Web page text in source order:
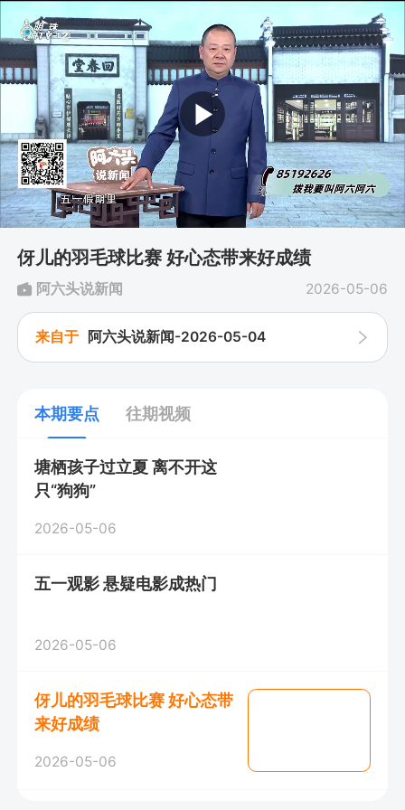
伢儿的羽毛球比赛 好心态带来好成绩
 阿六头说新闻 2026-05-06
来自于 阿六头说新闻-2026-05-04 
本期要点 往期视频
塘栖孩子过立夏 离不开这
只“狗狗”
2026-05-06
五一观影 悬疑电影成热门
2026-05-06
伢儿的羽毛球比赛 好心态带
来好成绩
2026-05-06